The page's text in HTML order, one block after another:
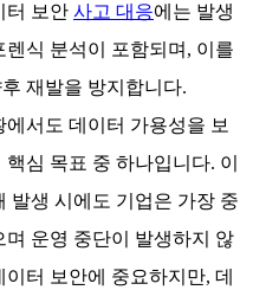
터 보안 사고 대응에는 발생
식 분석이 포함되며, 이를
재발을 방지합니다.
에서도 데이터 가용성을 보
심 목표 중 하나입니다. 이
발생 시에도 기업은 가장 중
운영 중단이 발생하지 않
터 보안에 중요하지만, 데